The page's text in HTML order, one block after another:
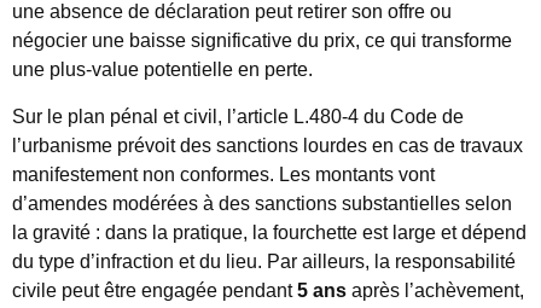
une absence de déclaration peut retirer son offre ou
négocier une baisse significative du prix, ce qui transforme
une plus-value potentielle en perte.
Sur le plan pénal et civil, l’article L.480-4 du Code de
l’urbanisme prévoit des sanctions lourdes en cas de travaux
manifestement non conformes. Les montants vont
d’amendes modérées à des sanctions substantielles selon
la gravité : dans la pratique, la fourchette est large et dépend
du type d’infraction et du lieu. Par ailleurs, la responsabilité
civile peut être engagée pendant5 ans après l’achèvement,